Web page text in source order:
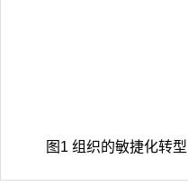
图1 组织的敏捷化转型